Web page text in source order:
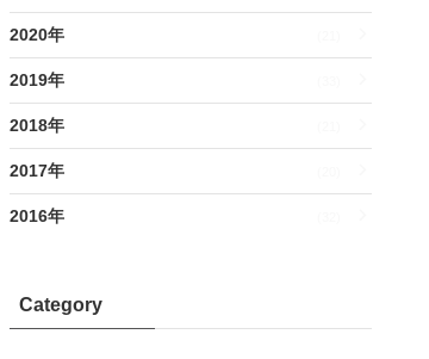
2020年
2019年
2018年
2017年
2016年
Category